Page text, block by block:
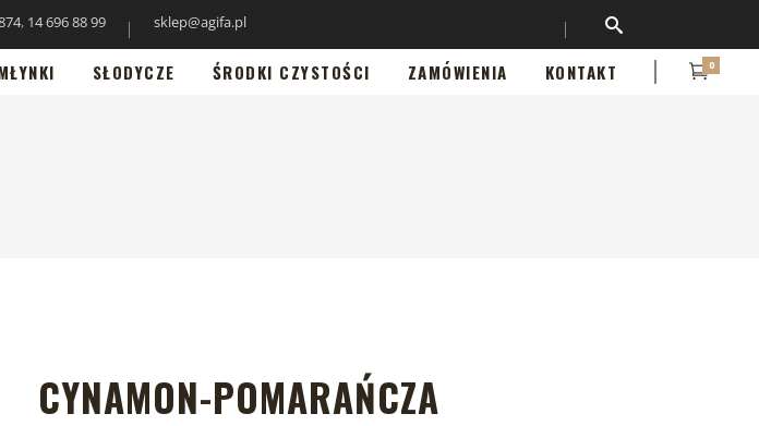
, 14 696 88 99 sklep@agifa.pl
SŁODYCZE ŚRODKI CZYSTOŚCI ZAMÓWIENIA KONTAKT 0
CYNAMON-POMARAŃCZA